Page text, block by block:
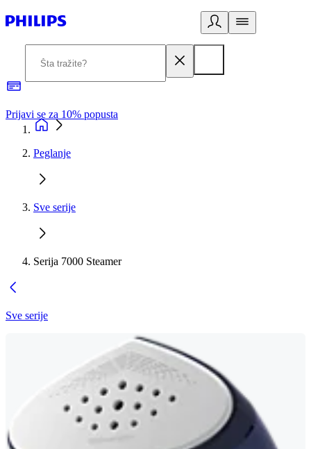
Prijavi se za 10% popusta
Peglanje
Sve serije
Serija 7000 Steamer
Sve serije